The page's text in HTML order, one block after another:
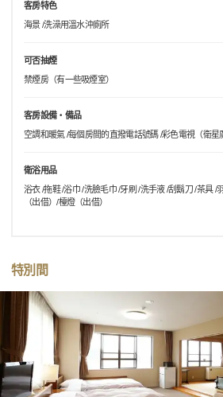
客房特色
海景 /洗澡用溫水沖廁所
可否抽煙
禁煙房（有一些吸煙室）
客房設備・備品
空調和暖氣 /每個房間的直撥電話號碼 /彩色電視（衛星
衛浴用品
浴衣 /拖鞋 /浴巾 /洗臉毛巾 /牙刷 /洗手液 /刮鬍刀 /茶具 /
（出借）/檯燈（出借）
特別間